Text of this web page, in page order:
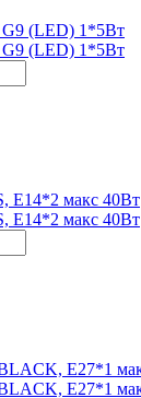
(LED) 1*5Вт
(LED) 1*5Вт
E14*2 макс 40Вт
E14*2 макс 40Вт
E27*1
E27*1